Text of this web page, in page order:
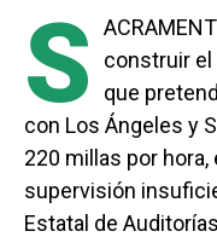
S
construir el
que
con Los Ángeles y
220 millas por
supervisión
Estatal de